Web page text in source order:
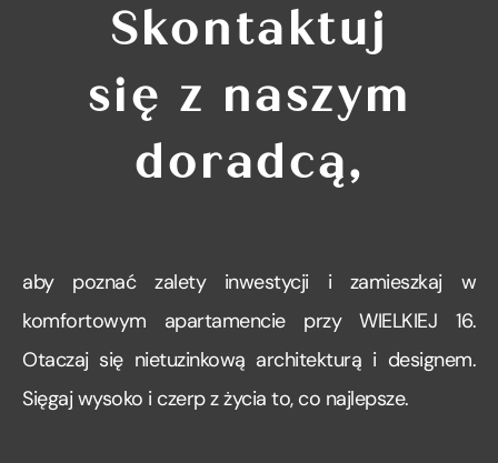
Skontaktuj
się z naszym
doradcą,
aby poznać zalety inwestycji i zamieszkaj w
komfortowym apartamencie przy WIELKIEJ 16.
Otaczaj się nietuzinkową architekturą i designem.
Sięgaj wysoko i czerp z życia to, co najlepsze.